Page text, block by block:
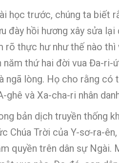
học trước, chúng ta biết
đày hồi hương xây sửa
rõ thực hư như thế nào
năm thứ hai đời vua Đa-ri-
ngã lòng. Họ cho rằng
ghê và Xa-cha-ri nhân
bản dịch truyền thống
Chúa Trời của Y-sơ-ra-
quyền trên dân sự Ngài.